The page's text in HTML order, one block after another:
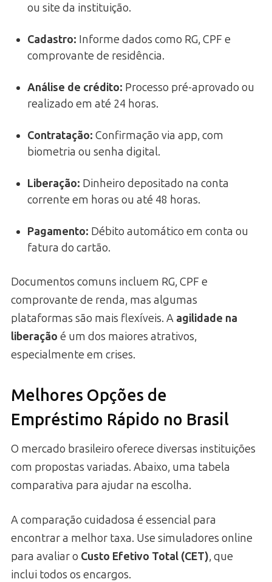
ou site da instituição.
Cadastro: Informe dados como RG, CPF e
comprovante de residência.
Análise de crédito: Processo pré-aprovado ou
realizado em até 24 horas.
Contratação: Confirmação via app, com
biometria ou senha digital.
Liberação: Dinheiro depositado na conta
corrente em horas ou até 48 horas.
Pagamento: Débito automático em conta ou
fatura do cartão.
Documentos comuns incluem RG, CPF e
comprovante de renda, mas algumas
plataformas são mais flexíveis. A agilidade na
liberação é um dos maiores atrativos,
especialmente em crises.
Melhores Opções de
Empréstimo Rápido no Brasil
O mercado brasileiro oferece diversas instituições
com propostas variadas. Abaixo, uma tabela
comparativa para ajudar na escolha.
A comparação cuidadosa é essencial para
encontrar a melhor taxa. Use simuladores online
para avaliar o Custo Efetivo Total (CET), que
inclui todos os encargos.